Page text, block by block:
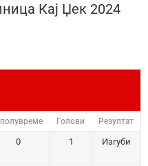
Кај Џек 2024
Голови Резултат
0 1 Изгуби